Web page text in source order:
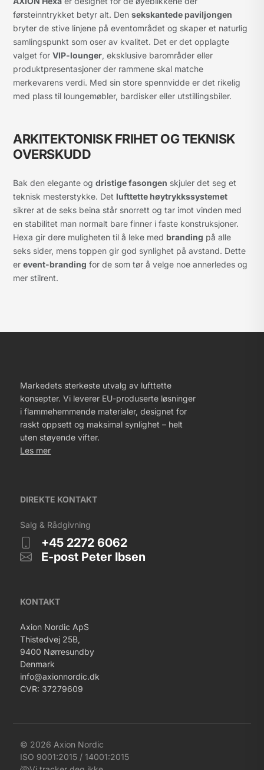
førsteinntrykket betyr alt. Densekskantede paviljongen
bryter de stive linjene på eventområdet og skaper et naturlig
samlingspunkt som oser av kvalitet. Det er det opplagte
valget forVIP-lounger, eksklusive barområder eller
produktpresentasjoner der rammene skal matche
merkevarens verdi. Med sin store spennvidde er det rikelig
med plass til loungemøbler, bardisker eller utstillingsbiler.
ARKITEKTONISK FRIHET OG TEKNISK
OVERSKUDD
Bak den elegante ogdristige fasongen skjuler det seg et
teknisk mesterstykke. Det lufttette høytrykkssystemet
sikrer at de seks beina står snorrett og tar imot vinden med
en stabilitet man normalt bare finner i faste konstruksjoner.
Hexa gir dere muligheten til å leke med branding på alle
seks sider, mens toppen gir god synlighet på avstand. Dette
erevent-branding for de som tør å velge noe annerledes og
mer stilrent.
Markedets sterkeste utvalg av lufttette
konsepter. Vi leverer EU-produserte løsninger
i flammehemmende materialer, designet for
raskt oppsett og maksimal synlighet – helt
uten støyende vifter.
Les mer
DIREKTE KONTAKT
Salg & Rådgivning
+45 2272 6062
E-post Peter Ibsen
KONTAKT
Axion Nordic ApS
Thistedvej 25B,
9400 Nørresundby
Denmark
info@axionnordic.dk
CVR: 37279609
© 2026 Axion Nordic
ISO 9001:2015 / 14001:2015